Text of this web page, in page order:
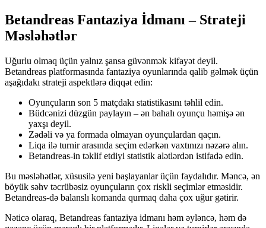
Betandreas Fantaziya İdmanı – Strateji
Məsləhətlər
Uğurlu olmaq üçün yalnız şansa güvənmək kifayət deyil.
Betandreas platformasında fantaziya oyunlarında qalib gəlmək üçün
aşağıdakı strateji aspektlərə diqqət edin:
Oyunçuların son 5 matçdakı statistikasını təhlil edin.
Büdcənizi düzgün paylayın – ən bahalı oyunçu həmişə ən
yaxşı deyil.
Zədəli və ya formada olmayan oyunçulardan qaçın.
Liqa ilə turnir arasında seçim edərkən vaxtınızı nəzərə alın.
Betandreas-in təklif etdiyi statistik alətlərdən istifadə edin.
Bu məsləhətlər, xüsusilə yeni başlayanlar üçün faydalıdır. Məncə, ən
böyük səhv təcrübəsiz oyunçuların çox riskli seçimlər etməsidir.
Betandreas-də balanslı komanda qurmaq daha çox uğur gətirir.
Nəticə olaraq, Betandreas fantaziya idmanı həm əyləncə, həm də